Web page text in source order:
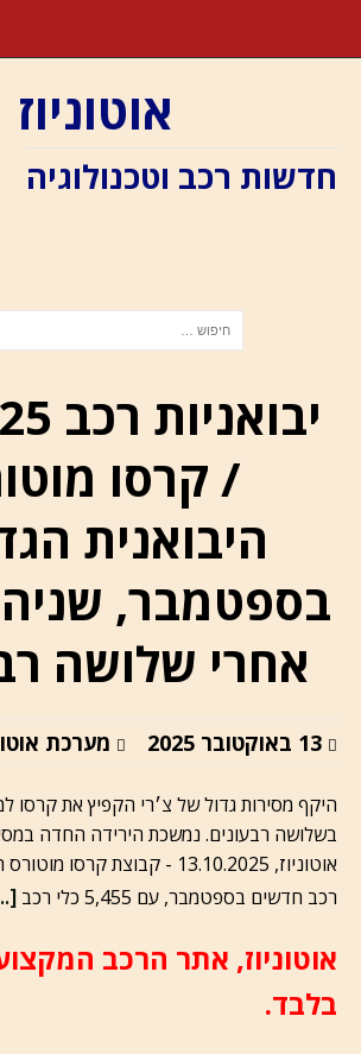
אוטוניוז
חדשות רכב וטכנולוגיה
/ קרסו
היבואנית
בספטמבר, שניה
אחרי שלושה
13 באוקטובר 2025 מערכת
היקף מסירות גדול של צ׳רי הקפיץ את קרסו
בשלושה רבעונים. נמשכת הירידה החדה
אוטוניוז, 13.10.2025 - קבוצת
רכב חדשים בספטמבר, עם 5,455 כלי רכב
אוטוניוז, אתר הרכב
בלבד.